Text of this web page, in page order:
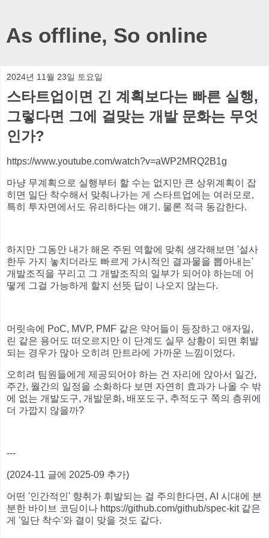
As offline, So online
2024년 11월 23일 토요일
스타트업이면 긴 계획보다는 빠른 실행,
그렇다면 그에 걸맞는 개발 문화는 무엇
인가?
https://www.youtube.com/watch?v=aWP2MRQ2B1g
마냥 무계획으로 실행부터 할 수는 없지만 큰 상위계획이 잡
히면 일단 착수해서 맞춰나가는 게 스타트업에는 여러모로,
특히 투자면에서도 유리하다는 얘기. 물론 적극 동감한다.
하지만 그동안 내가 해온 주된 역할에 맞춰 생각해보면 '설사
한두 가지 놓치더라도 빠르게 가시적인 결과물을 뽑아내는'
개발조직을 꾸리고 그 개발조직의 일부가 되어야 하는데 어
떻게 그걸 가능하게 할지 선뜻 답이 나오지 않는다.
머릿속에 PoC, MVP, PMF 같은 약어들이 등장하고 애자일,
린 같은 용어도 떠오르지만 이 단계도 실무 상황이 되면 휘발
되는 경우가 많아 오히려 만트라에 가까운 느낌이었다.
오히려 팀원들에게 제공되어야 하는 건 자리에 앉아서 일간,
주간, 월간의 일정을 소화하다 보면 자연히 효과가 나올 수 밖
에 없는 개발도구, 개발문화, 배포도구, 추적도구 쪽의 층위에
더 가깝지 않을까?
---
(2024-11 글에 2025-09 추가)
어떤 '인간적인' 향취가 휘발되는 걸 주의한다면, AI 시대에 분
분한 바이브 코딩이나 https://github.com/github/spec-kit 같은
게 '일단 착수'와 결이 맞을 것도 같다.